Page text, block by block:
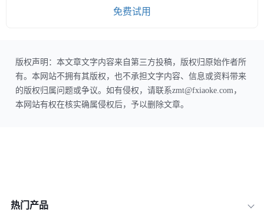
免费试用
版权声明：本文章文字内容来自第三方投稿，版权归原始作者所
有。本网站不拥有其版权，也不承担文字内容、信息或资料带来
的版权归属问题或争议。如有侵权，请联系zmt@fxiaoke.com，
本网站有权在核实确属侵权后，予以删除文章。
热门产品